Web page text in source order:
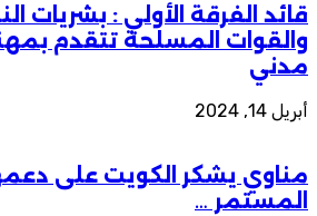
قائد الفرقة الأولي : بشريات
والقوات المسلحة تتقدم
مدني
أبريل 14, 2024
مناوي يشكر الكويت على
المستمر …